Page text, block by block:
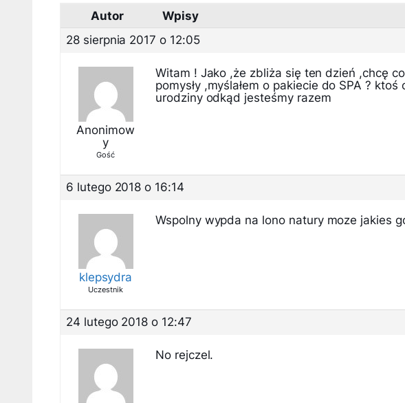
Autor
Wpisy
28 sierpnia 2017 o 12:05
Anonimow
y
Gość
Witam ! Jako ,że zbliża się ten dzień ,chcę
pomysły ,myślałem o pakiecie do SPA ?
urodziny odkąd jesteśmy razem
6 lutego 2018 o 16:14
klepsydra
Uczestnik
Wspolny wypda na lono natury moze jakies
24 lutego 2018 o 12:47
No rejczel.